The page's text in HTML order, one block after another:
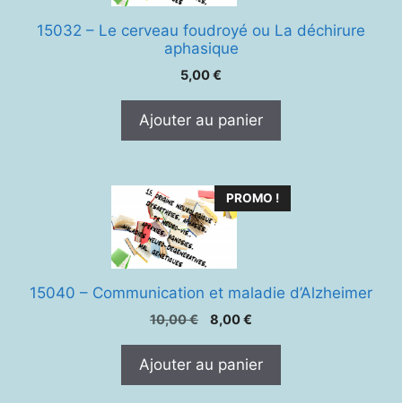
15032 – Le cerveau foudroyé ou La déchirure
aphasique
5,00€
Ajouter au panier
PROMO !
15040 – Communication et maladie d’Alzheimer
10,00€
Le
était :
8,00€
est :
Ajouter au panier